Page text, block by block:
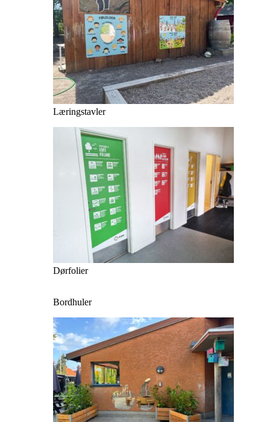
Læringstavler
Dørfolier
Bordhuler